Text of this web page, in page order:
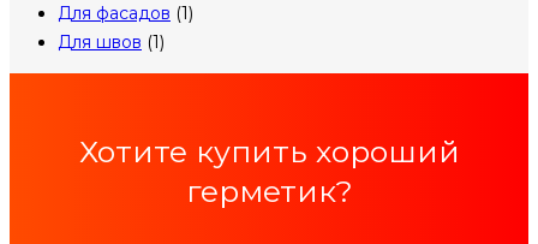
Для фасадов (1)
Для швов (1)
Хотите купить хороший
герметик?